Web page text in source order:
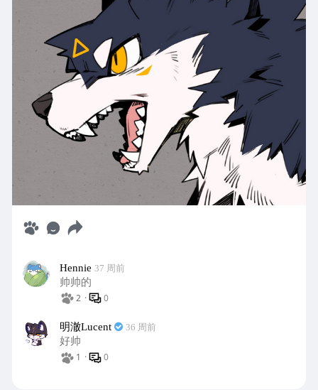
Hennie 37 周前
帅帅的
2 · 0
明澈Lucent 36 周前
好帅
1 · 0